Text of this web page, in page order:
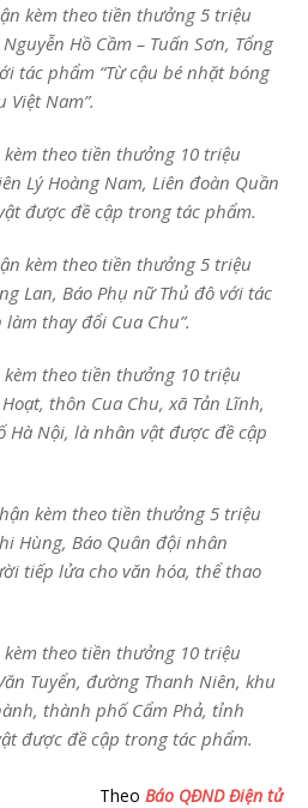
kèm theo tiền thưởng 5 triệu
Hồ Cầm – Tuấn Sơn, Tổng
tác phẩm “Từ cậu bé nhặt bóng
Nam”.
theo tiền thưởng 10 triệu
Lý Hoàng Nam, Liên đoàn Quần
được đề cập trong tác phẩm.
kèm theo tiền thưởng 5 triệu
Lan, Báo Phụ nữ Thủ đô với tác
thay đổi Cua Chu”.
theo tiền thưởng 10 triệu
thôn Cua Chu, xã Tản Lĩnh,
Hà Nội, là nhân vật được đề cập
kèm theo tiền thưởng 5 triệu
Hùng, Báo Quân đội nhân
tiếp lửa cho văn hóa, thể thao
theo tiền thưởng 10 triệu
Tuyển, đường Thanh Niên, khu
thành phố Cẩm Phả, tỉnh
được đề cập trong tác phẩm.
Theo Báo QĐND Điện tử